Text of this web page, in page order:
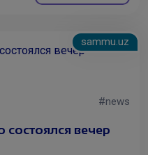
sammu.uz
#news
вечер